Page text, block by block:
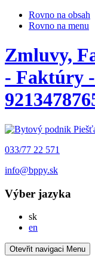
Rovno na obsah
Rovno na menu
Zmluvy,
- Faktúry
033/77 22 571
info@bppy.sk
Výber jazyka
skSlovensky
en
Otevřit navigaci Menu